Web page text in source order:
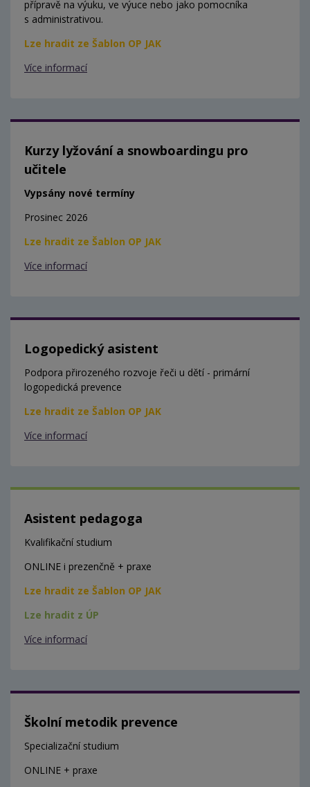
přípravě na výuku, ve výuce nebo jako pomocníka
s administrativou.
Lze hradit ze Šablon OP JAK
Více informací
Kurzy lyžování a snowboardingu pro
učitele
Vypsány nové termíny
Prosinec 2026
Lze hradit ze Šablon OP JAK
Více informací
Logopedický asistent
Podpora přirozeného rozvoje řeči u dětí - primární
logopedická prevence
Lze hradit ze Šablon OP JAK
Více informací
Asistent pedagoga
Kvalifikační studium
ONLINE i prezenčně + praxe
Lze hradit ze Šablon OP JAK
Lze hradit z ÚP
Více informací
Školní metodik prevence
Specializační studium
ONLINE + praxe